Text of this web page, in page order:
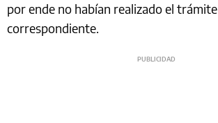
por ende no habían realizado el trámite
correspondiente.